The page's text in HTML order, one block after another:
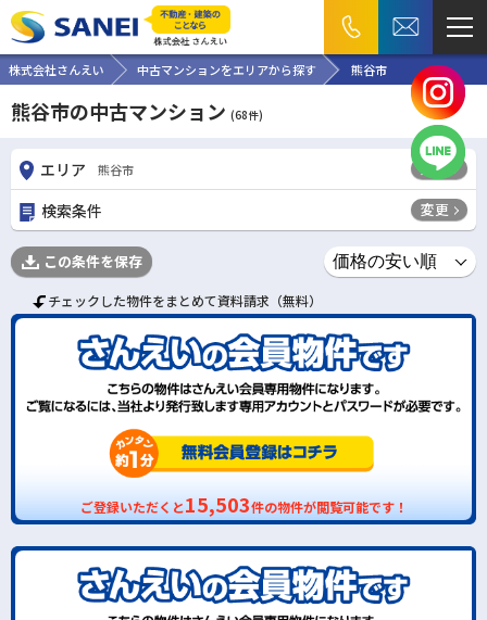
株式会社さんえい 中古マンションをエリアから探す 熊谷市
熊谷市の中古マンション (68件)
エリア 熊谷市 変更
検索条件 変更
この条件を保存
チェックした物件をまとめて資料請求（無料）
ご登録いただくと15,503件の物件が閲覧可能です！